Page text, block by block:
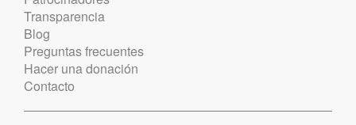
Transparencia
Blog
Preguntas frecuentes
Hacer una donación
Contacto